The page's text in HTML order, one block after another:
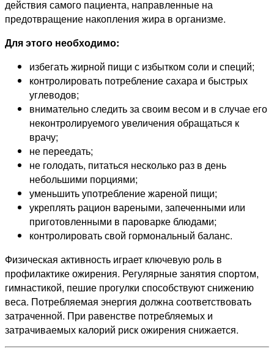
действия самого пациента, направленные на
предотвращение накопления жира в организме.
Для этого необходимо:
избегать жирной пищи с избытком соли и специй;
контролировать потребление сахара и быстрых
углеводов;
внимательно следить за своим весом и в случае его
неконтролируемого увеличения обращаться к
врачу;
не переедать;
не голодать, питаться несколько раз в день
небольшими порциями;
уменьшить употребление жареной пищи;
укреплять рацион вареными, запеченными или
приготовленными в пароварке блюдами;
контролировать свой гормональный баланс.
Физическая активность играет ключевую роль в
профилактике ожирения. Регулярные занятия спортом,
гимнастикой, пешие прогулки способствуют снижению
веса. Потребляемая энергия должна соответствовать
затраченной. При равенстве потребляемых и
затрачиваемых калорий риск ожирения снижается.